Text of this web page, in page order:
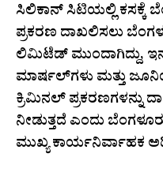
ಸಿಲಿಕಾನ್ ಸಿಟಿಯಲ್ಲಿ ಕಸಕ್ಕೆ
ಪ್ರಕರಣ ದಾಖಲಿಸಲು
ಲಿಮಿಟೆಡ್ ಮುಂದಾಗಿದ್ದು,
ಮಾರ್ಷಲ್‌ಗಳು ಮತ್ತು
ಕ್ರಿಮಿನಲ್ ಪ್ರಕರಣಗಳನ್ನು
ನೀಡುತ್ತದೆ ಎಂದು
ಮುಖ್ಯ ಕಾರ್ಯನಿರ್ವಾಹಕ